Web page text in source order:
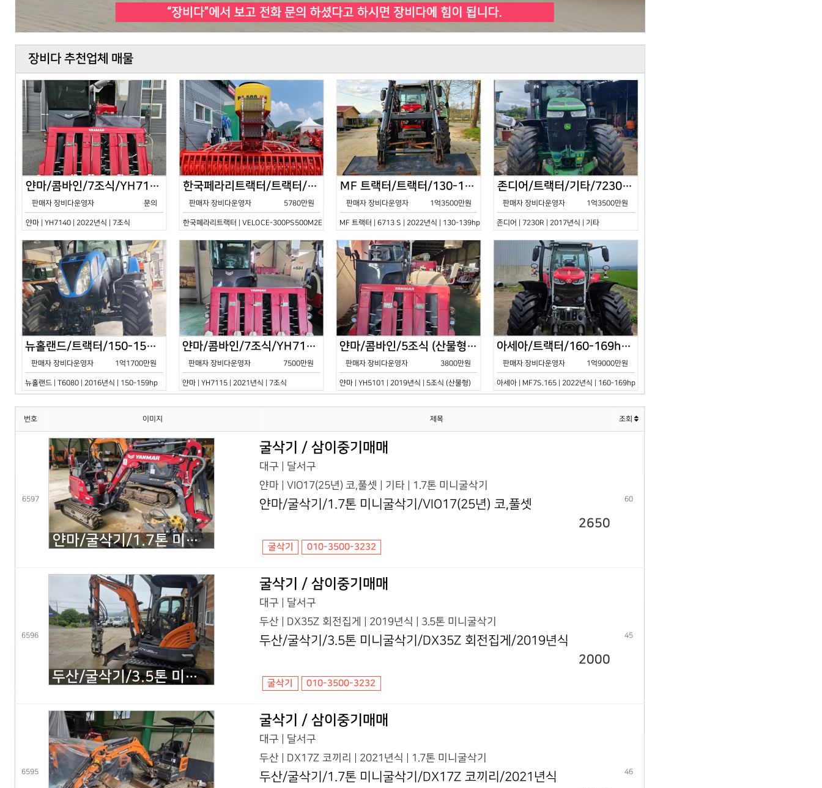
장비다 추천업체 매물
얀마/콤바인/7조식/YH7140/2024년식
판매자 장비다운영자 문의
얀마 | YH7140 | 2022년식 | 7조식
한국페라리트랙터/트랙터/기타/VELOCE-300PS500M2E/2022년식
판매자 장비다운영자 5780만원
한국페라리트랙터 | VELOCE-300PS500M2E | 2022년식 | 기타
MF 트랙터/트랙터/130-139hp/6713 S/2022년식
판매자 장비다운영자 1억3500만원
MF 트랙터 | 6713 S | 2022년식 | 130-139hp
존디어/트랙터/기타/7230R/2017년식
판매자 장비다운영자 1억3500만원
존디어 | 7230R | 2017년식 | 기타
뉴홀랜드/트랙터/150-159hp/T6080/2016년식
판매자 장비다운영자 1억1700만원
뉴홀랜드 | T6080 | 2016년식 | 150-159hp
얀마/콤바인/7조식/YH7115/2021년식
판매자 장비다운영자 7500만원
얀마 | YH7115 | 2021년식 | 7조식
얀마/콤바인/5조식 (산물형)/YH5101/2019년식
판매자 장비다운영자 3800만원
얀마 | YH5101 | 2019년식 | 5조식 (산물형)
아세아/트랙터/160-169hp/MF7S.165/2023년식
판매자 장비다운영자 1억9000만원
아세아 | MF7S.165 | 2022년식 | 160-169hp
번호 이미지 제목 조회
6597
얀마/굴삭기/1.7톤 미니굴삭기/VIO17(25년) 코,풀셋
굴삭기 / 삼이중기매매
대구 | 달서구
얀마 | VIO17(25년) 코,풀셋 | 기타 | 1.7톤 미니굴삭기
얀마/굴삭기/1.7톤 미니굴삭기/VIO17(25년) 코,풀셋
2650
굴삭기 010-3500-3232
60
6596
두산/굴삭기/3.5톤 미니굴삭기/DX35Z 회전집게/2019년식
굴삭기 / 삼이중기매매
대구 | 달서구
두산 | DX35Z 회전집게 | 2019년식 | 3.5톤 미니굴삭기
두산/굴삭기/3.5톤 미니굴삭기/DX35Z 회전집게/2019년식
2000
굴삭기 010-3500-3232
45
6595
굴삭기 / 삼이중기매매
대구 | 달서구
두산 | DX17Z 코끼리 | 2021년식 | 1.7톤 미니굴삭기
두산/굴삭기/1.7톤 미니굴삭기/DX17Z 코끼리/2021년식
46